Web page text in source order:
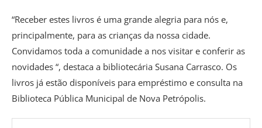
“Receber estes livros é uma grande alegria para nós e,
principalmente, para as crianças da nossa cidade.
Convidamos toda a comunidade a nos visitar e conferir as
novidades “, destaca a bibliotecária Susana Carrasco. Os
livros já estão disponíveis para empréstimo e consulta na
Biblioteca Pública Municipal de Nova Petrópolis.